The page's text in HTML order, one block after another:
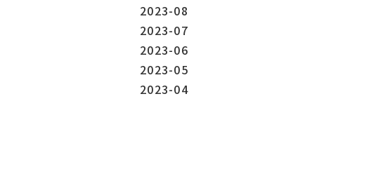
2023-08
2023-07
2023-06
2023-05
2023-04